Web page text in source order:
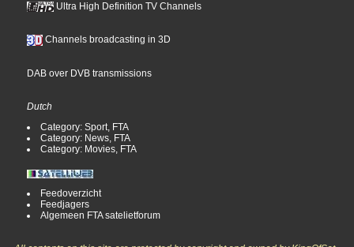
Ultra High Definition TV Channels
Channels broadcasting in 3D
DAB over DVB transmissions
Dutch
Category: Sport, FTA
Category: News, FTA
Category: Movies, FTA
Feedoverzicht
Feedjagers
Algemeen FTA satelietforum